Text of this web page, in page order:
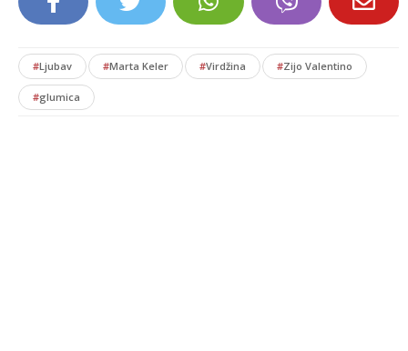
#Ljubav #Marta Keler #Virdžina #Zijo Valentino
#glumica